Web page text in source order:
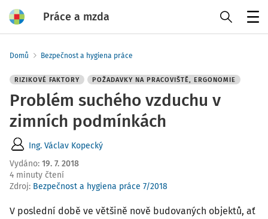
Práce a mzda
Domů Bezpečnost a hygiena práce
RIZIKOVÉ FAKTORY POŽADAVKY NA PRACOVIŠTĚ, ERGONOMIE
Problém suchého vzduchu v
zimních podmínkách
Ing. Václav Kopecký
Vydáno: 19. 7. 2018
4 minuty čtení
Zdroj: Bezpečnost a hygiena práce 7/2018
V poslední době ve většině nově budovaných objektů, ať